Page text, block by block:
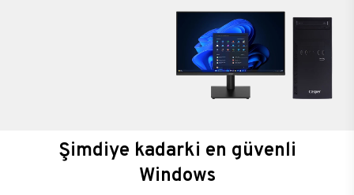
Şimdiye kadarki en güvenli
Windows